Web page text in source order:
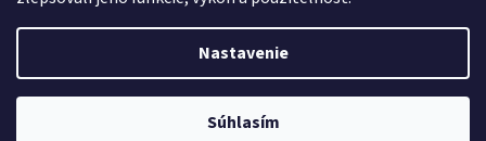
Nastavenie
Súhlasím
Copyright 2026HomeSystem.sk. Všetky práva vyhradené.Upraviť
nastavenie cookies